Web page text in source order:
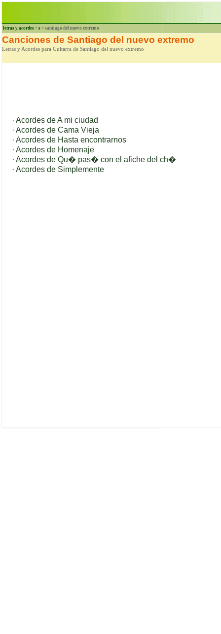
letras y acordes > s > santiago del nuevo extremo
Canciones de Santiago del nuevo extremo
Letras y Acordes para Guitarra de Santiago del nuevo extremo
· Acordes de A mi ciudad
· Acordes de Cama Vieja
· Acordes de Hasta encontrarnos
· Acordes de Homenaje
· Acordes de Qu� pas� con el afiche del ch�
· Acordes de Simplemente